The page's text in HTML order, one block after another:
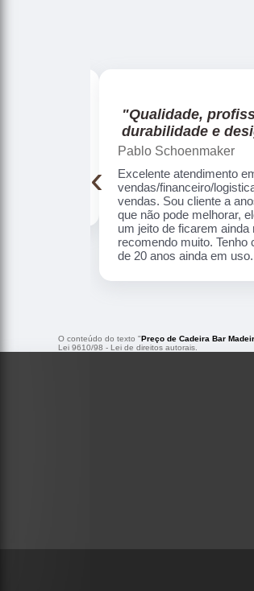
"Nota 10!"
Mirian Graf Sega
Atendimento, entrega,
tudo perfeito. Muito
‹
O conteúdo do texto "Preço de Cadeira Bar
Lei 9610/98 - Lei de direitos autorais